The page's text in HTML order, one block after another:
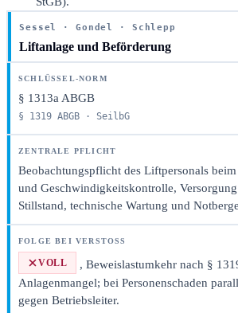
Sessel · Gondel · Schlepp
Liftanlage und Beförderung
§ 1313a ABGB
§ 1319 ABGB · SeilbG
Beobachtungspflicht des Liftpersonals
und Geschwindigkeitskontrolle,
Stillstand, technische Wartung und
VOLL
, Beweislastumkehr nach §
Anlagenmangel; bei Personenschaden
gegen Betriebsleiter.